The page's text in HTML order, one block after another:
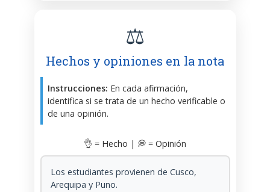
⚖️
Hechos y opiniones en la nota
Instrucciones: En cada afirmación,
identifica si se trata de un hecho verificable o
de una opinión.
👌 = Hecho | 💭 = Opinión
Los estudiantes provienen de Cusco,
Arequipa y Puno.